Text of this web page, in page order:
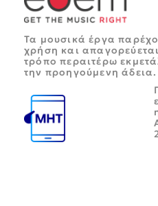
Τα μουσικά έργα
χρήση και
τρόπο περαιτέρω
την προηγούμενη άδεια.